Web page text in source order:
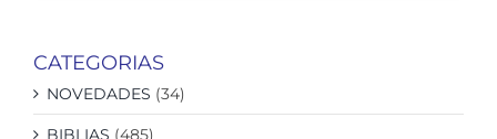
CATEGORIAS
NOVEDADES (34)
BIBLIAS (485)